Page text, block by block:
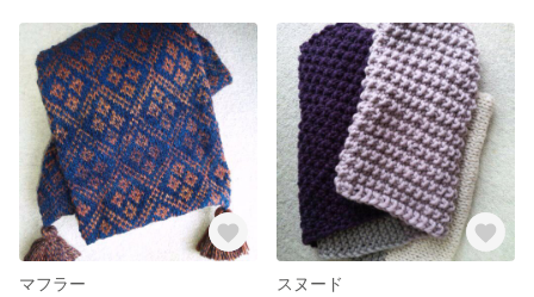
マフラー
スヌード